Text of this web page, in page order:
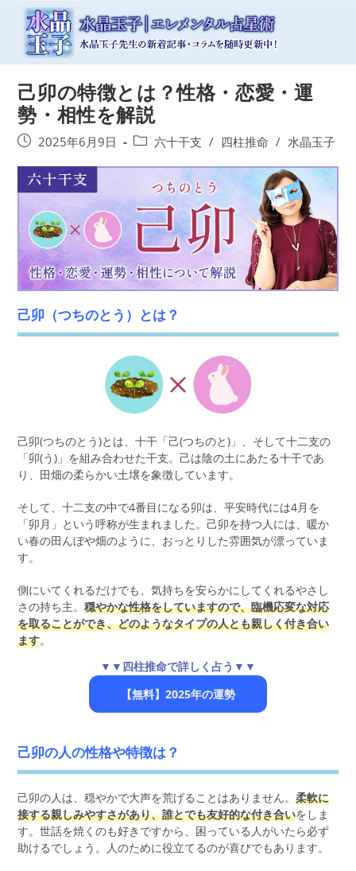
己卯の特徴とは？性格・恋愛・運
勢・相性を解説
投
公
開
日:
2025年6月9日
投
ゴ
リ
ー:
六十干支 / 四柱推命 / 水晶玉子
己卯（つちのとう）とは？
己卯(つちのとう)とは、十干「己(つちのと)」、そして十二支の
「卯(う)」を組み合わせた干支。己は陰の土にあたる十干であ
り、田畑の柔らかい土壌を象徴しています。
そして、十二支の中で4番目になる卯は、平安時代には4月を
「卯月」という呼称が生まれました。己卯を持つ人には、暖か
い春の田んぼや畑のように、おっとりした雰囲気が漂っていま
す。
側にいてくれるだけでも、気持ちを安らかにしてくれるやさし
さの持ち主。穏やかな性格をしていますので、臨機応変な対応
を取ることができ、どのようなタイプの人とも親しく付き合い
ます。
▼▼四柱推命で詳しく占う▼▼
【無料】2025年の運勢
己卯の人の性格や特徴は？
己卯の人は、穏やかで大声を荒げることはありません。柔軟に
接する親しみやすさがあり、誰とでも友好的な付き合いをしま
す。世話を焼くのも好きですから、困っている人がいたら必ず
助けるでしょう。人のために役立てるのが喜びでもあります。